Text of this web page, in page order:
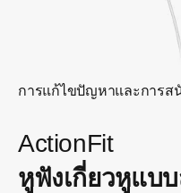
การแก้ไขปัญหาและการส
ActionFit
หูฟังเกี่ยวหูแบ